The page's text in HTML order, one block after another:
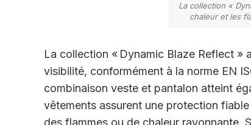
La collection «
chaleur et les
La collection « Dynamic Blaze Reflect »
visibilité, conformément à la norme EN
combinaison veste et pantalon atteint
vêtements assurent une protection